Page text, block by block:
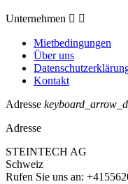
Unternehmen  
Mietbedingungen
Über uns
Kontakt
Adresse
Adresse
STEINTECH AG
Schweiz
Rufen Sie uns an: